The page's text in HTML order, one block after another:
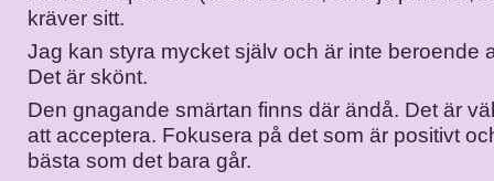
kräver sitt.
Jag kan styra mycket själv och är inte beroende
Det är skönt.
Den gnagande smärtan finns där ändå. Det är
att acceptera. Fokusera på det som är positivt
bästa som det bara går.